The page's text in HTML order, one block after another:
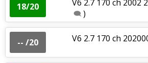
18/20 V6 2.7 170 ch 2002
)
-- /20 V6 2.7 170 ch